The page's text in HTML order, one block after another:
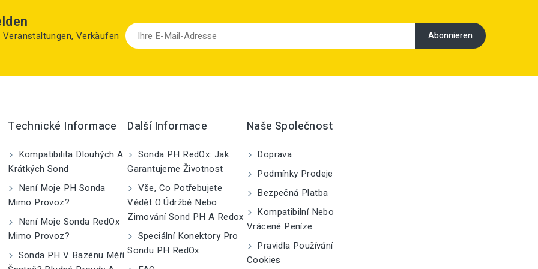
Verkäufen
Technické Informace
Kompatibilita Dlouhých A
Krátkých Sond
Není Moje PH Sonda
Mimo Provoz?
Není Moje Sonda RedOx
Mimo Provoz?
Sonda PH V Bazénu Měří
Další Informace
Sonda PH RedOx: Jak
Garantujeme Životnost
Vše, Co Potřebujete
Vědět O Údržbě Nebo
Zimování Sond PH A Redox
Speciální Konektory Pro
Sondu PH RedOx
Naše Společnost
Doprava
Podmínky Prodeje
Bezpečná Platba
Kompatibilní Nebo
Vrácené Peníze
Pravidla Používání
Cookies